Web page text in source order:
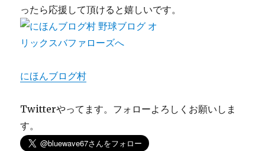
ったら応援して頂けると嬉しいです。
にほんブログ村
Twitterやってます。フォローよろしくお願いしま
す。